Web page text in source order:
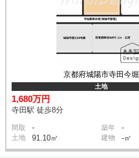
京都府城陽市寺田今堀
土地
1,680万円
寺田駅 徒歩8分
間取 - 築年 -
土地 91.10㎡ 建物 -㎡